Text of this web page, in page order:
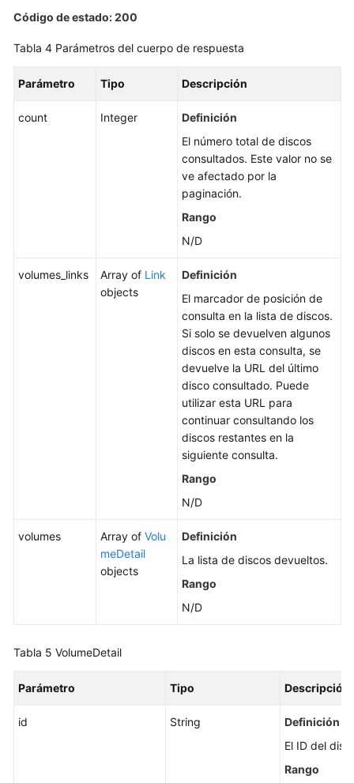
Código de estado: 200
Tabla 4 Parámetros del cuerpo de respuesta
Parámetro Tipo Descripción
count Integer
Definición
El número total de discos
consultados. Este valor no se
ve afectado por la
paginación.
Rango
N/D
volumes_links Array of Link
objects
Definición
El marcador de posición de
consulta en la lista de discos.
Si solo se devuelven algunos
discos en esta consulta, se
devuelve la URL del último
disco consultado. Puede
utilizar esta URL para
continuar consultando los
discos restantes en la
siguiente consulta.
Rango
N/D
volumes Array of Volu
meDetail
objects
Definición
La lista de discos devueltos.
Rango
N/D
Tabla 5 VolumeDetail
Parámetro Tipo Descripción
id String
Definición
El ID del
Rango